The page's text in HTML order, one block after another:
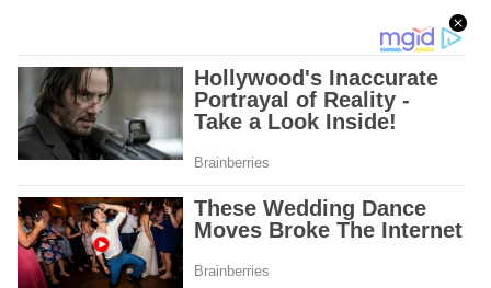
Advertisement